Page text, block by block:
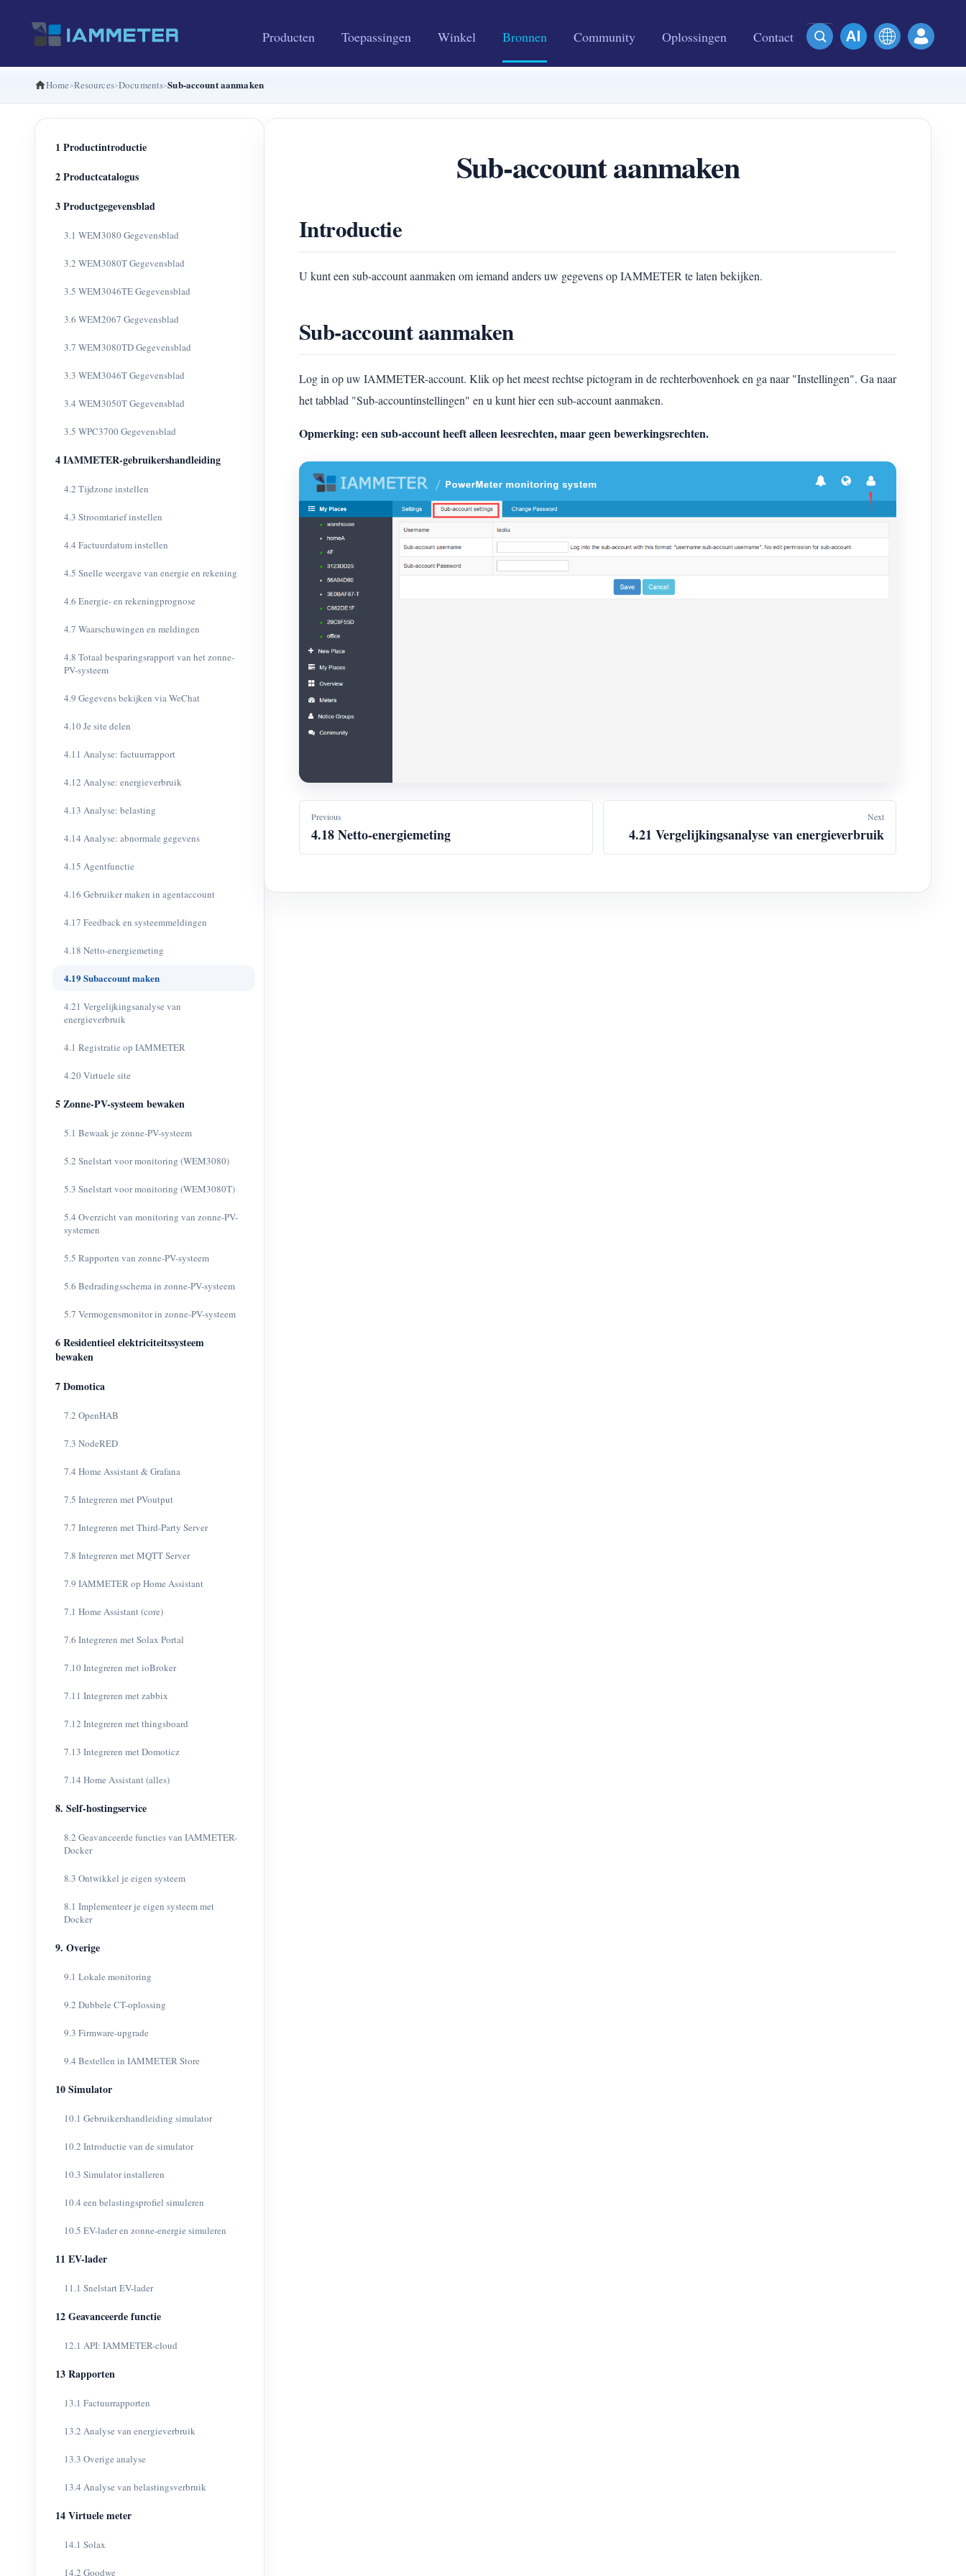
Producten Toepassingen Winkel Bronnen Community Oplossingen Contact
Home Resources Documents Sub-account aanmaken
1 Productintroductie
2 Productcatalogus
3 Productgegevensblad
3.1 WEM3080 Gegevensblad
3.2 WEM3080T Gegevensblad
3.5 WEM3046TE Gegevensblad
3.6 WEM2067 Gegevensblad
3.7 WEM3080TD Gegevensblad
3.3 WEM3046T Gegevensblad
3.4 WEM3050T Gegevensblad
3.5 WPC3700 Gegevensblad
4 IAMMETER-gebruikershandleiding
4.2 Tijdzone instellen
4.3 Stroomtarief instellen
4.4 Factuurdatum instellen
4.5 Snelle weergave van energie en rekening
4.6 Energie- en rekeningprognose
4.7 Waarschuwingen en meldingen
4.8 Totaal besparingsrapport van het zonne-
PV-systeem
4.9 Gegevens bekijken via WeChat
4.10 Je site delen
4.11 Analyse: factuurrapport
4.12 Analyse: energieverbruik
4.13 Analyse: belasting
4.14 Analyse: abnormale gegevens
4.15 Agentfunctie
4.16 Gebruiker maken in agentaccount
4.17 Feedback en systeemmeldingen
4.18 Netto-energiemeting
4.19 Subaccount maken
4.21 Vergelijkingsanalyse van
energieverbruik
4.1 Registratie op IAMMETER
4.20 Virtuele site
5 Zonne-PV-systeem bewaken
5.1 Bewaak je zonne-PV-systeem
5.2 Snelstart voor monitoring (WEM3080)
5.3 Snelstart voor monitoring (WEM3080T)
5.4 Overzicht van monitoring van zonne-PV-
systemen
5.5 Rapporten van zonne-PV-systeem
5.6 Bedradingsschema in zonne-PV-systeem
5.7 Vermogensmonitor in zonne-PV-systeem
6 Residentieel elektriciteitssysteem
bewaken
7 Domotica
7.2 OpenHAB
7.3 NodeRED
7.4 Home Assistant & Grafana
7.5 Integreren met PVoutput
7.7 Integreren met Third-Party Server
7.8 Integreren met MQTT Server
7.9 IAMMETER op Home Assistant
7.1 Home Assistant (core)
7.6 Integreren met Solax Portal
7.10 Integreren met ioBroker
7.11 Integreren met zabbix
7.12 Integreren met thingsboard
7.13 Integreren met Domoticz
7.14 Home Assistant (alles)
8. Self-hostingservice
8.2 Geavanceerde functies van IAMMETER-
Docker
8.3 Ontwikkel je eigen systeem
8.1 Implementeer je eigen systeem met
Docker
9. Overige
9.1 Lokale monitoring
9.2 Dubbele CT-oplossing
9.3 Firmware-upgrade
9.4 Bestellen in IAMMETER Store
10 Simulator
10.1 Gebruikershandleiding simulator
10.2 Introductie van de simulator
10.3 Simulator installeren
10.4 een belastingsprofiel simuleren
10.5 EV-lader en zonne-energie simuleren
11 EV-lader
11.1 Snelstart EV-lader
12 Geavanceerde functie
12.1 API: IAMMETER-cloud
13 Rapporten
13.1 Factuurrapporten
13.2 Analyse van energieverbruik
13.3 Overige analyse
13.4 Analyse van belastingsverbruik
14 Virtuele meter
14.1 Solax
14.2 Goodwe
Sub-account aanmaken
Introductie
U kunt een sub-account aanmaken om iemand anders uw gegevens op IAMMETER te laten bekijken.
Sub-account aanmaken
Log in op uw IAMMETER-account. Klik op het meest rechtse pictogram in de rechterbovenhoek en ga naar "Instellingen". Ga naar
het tabblad "Sub-accountinstellingen" en u kunt hier een sub-account aanmaken.
Opmerking: een sub-account heeft alleen leesrechten, maar geen bewerkingsrechten.
Previous
4.18 Netto-energiemeting
Next
4.21 Vergelijkingsanalyse van energieverbruik